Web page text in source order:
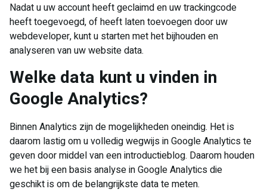
Nadat u uw account heeft geclaimd en uw trackingcode
heeft toegevoegd, of heeft laten toevoegen door uw
webdeveloper, kunt u starten met het bijhouden en
analyseren van uw website data.
​Welke data kunt u vinden in
Google Analytics?
Binnen Analytics zijn de mogelijkheden oneindig. Het is
daarom lastig om u volledig wegwijs in Google Analytics te
geven door middel van een introductieblog. Daarom houden
we het bij een basis analyse in Google Analytics die
geschikt is om de belangrijkste data te meten.